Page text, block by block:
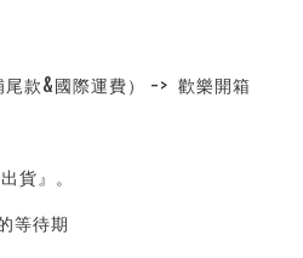
款&國際運費） ->  歡樂開箱
貨』。
等待期